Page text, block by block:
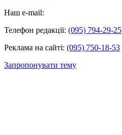
Наш e-mail:
Телефон редакції: (095) 794-29-25
Реклама на сайті: (095) 750-18-53
Запропонувати тему